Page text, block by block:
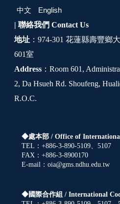
中文
English
| 聯絡我們 Contact Us
地址 ：974-301 花蓮縣壽豐鄉
601室
Address ：Room 601,
2, Da Hsueh Rd. Shoufeng,
R.O.C.
◆處本部 / Office of
TEL：+886-3-890-5109、5107
FAX：+886-3-8900170
E-mail：oia@gms.ndhu.edu.tw
◆國際合作組 / International